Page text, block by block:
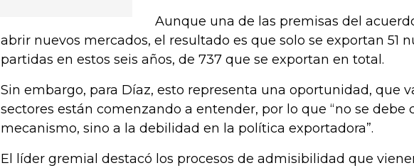
Aunque una de las premisas del
abrir nuevos mercados, el resultado es que solo se exportan 51
partidas en estos seis años, de 737 que se exportan en total.
Sin embargo, para Díaz, esto representa una oportunidad, que
sectores están comenzando a entender, por lo que “no se debe
mecanismo, sino a la debilidad en la política exportadora”.
El líder gremial destacó los procesos de admisibilidad que